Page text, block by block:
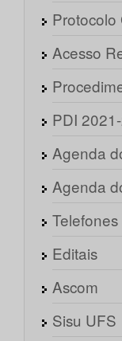
Protocolo
Acesso
PDI
Agenda
Agenda
Telefones
Editais
Ascom
Sisu UFS